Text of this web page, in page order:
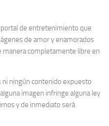
de entretenimiento que
de amor y enamorados
manera completamente libre en
ni ningún contenido expuesto
imagen infringe alguna ley
y de inmediato será